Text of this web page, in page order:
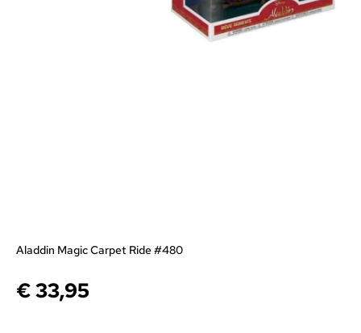
Aladdin Magic Carpet Ride #480
€33,95